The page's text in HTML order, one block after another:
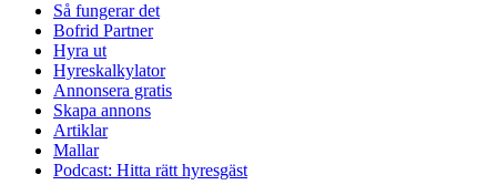
Så fungerar det
Bofrid Partner
Hyra ut
Hyreskalkylator
Annonsera gratis
Skapa annons
Artiklar
Mallar
Podcast: Hitta rätt hyresgäst